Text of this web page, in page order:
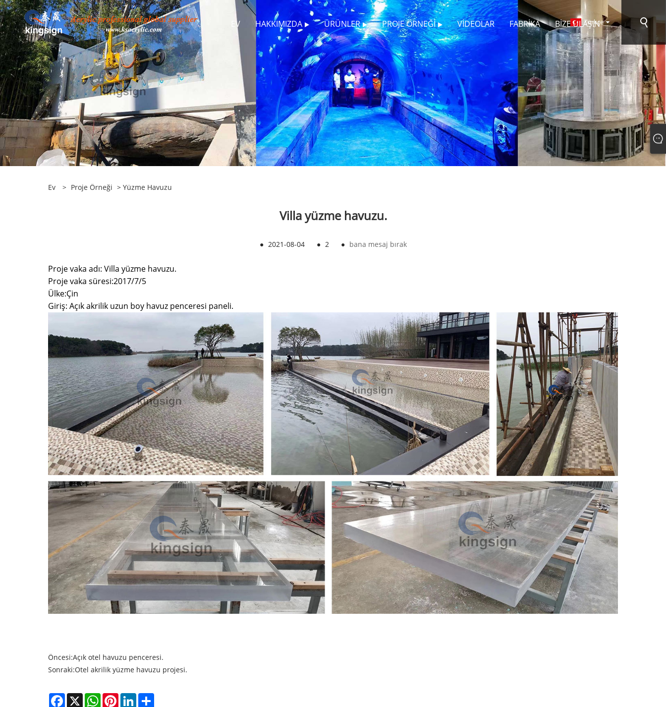
EV HAKKIMIZDA ÜRÜNLER PROJE ÖRNEĞI VIDEOLAR FABRIKA BIZE ULAŞIN
Türkçe
Ev > Proje Örneği > Yüzme Havuzu
Villa yüzme havuzu.
● 2021-08-04 ● 2 ● bana mesaj bırak
Proje vaka adı: Villa yüzme havuzu.
Proje vaka süresi:2017/7/5
Ülke:Çin
Giriş: Açık akrilik uzun boy havuz penceresi paneli.
Öncesi:Açık otel havuzu penceresi.
Sonraki:Otel akrilik yüzme havuzu projesi.
Facebook
X WhatsAppPinterestLinkedIn